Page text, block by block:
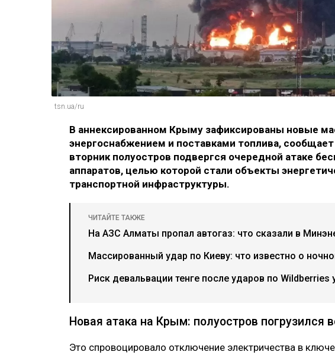
tsn.ua/ru
В аннексированном Крыму зафиксированы новые
энергоснабжением и поставками топлива,
вторник полуостров подвергся очередной атаке
аппаратов, целью которой стали объекты
транспортной инфраструктуры.
ЧИТАЙТЕ ТАКЖЕ
На АЗС Алматы пропал автогаз: что сказали в
Массированный удар по Киеву: что известно о
Риск девальвации тенге после ударов по Wildberries
Новая атака на Крым: полуостров погрузился
Это спровоцировало отключение электричества в